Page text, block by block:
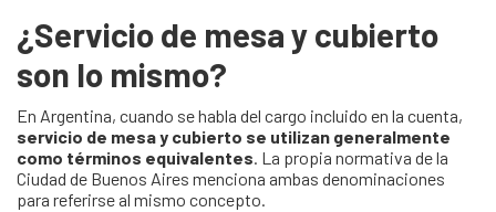
¿Servicio de mesa y cubierto
son lo mismo?
En Argentina, cuando se habla del cargo incluido en la cuenta,
servicio de mesa y cubierto se utilizan generalmente
como términos equivalentes. La propia normativa de la
Ciudad de Buenos Aires menciona ambas denominaciones
para referirse al mismo concepto.